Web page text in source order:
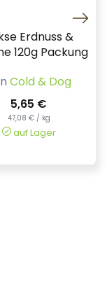
Erdnuss &
120g Packung
Cold & Dog
5,65 €
47,08 € / kg
auf Lager